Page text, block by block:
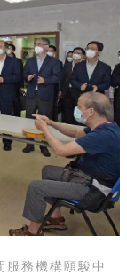
服務機構頤駿中